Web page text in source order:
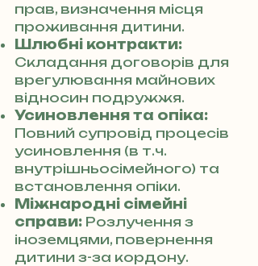
прав, визначення місця
проживання дитини.
Шлюбні контракти:
Складання договорів для
врегулювання майнових
відносин подружжя.
Усиновлення та опіка:
Повний супровід процесів
усиновлення (в т.ч.
внутрішньосімейного) та
встановлення опіки.
Міжнародні сімейні
справи: Розлучення з
іноземцями, повернення
дитини з-за кордону.